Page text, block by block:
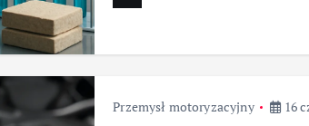
Przemysł motoryzacyjny 16